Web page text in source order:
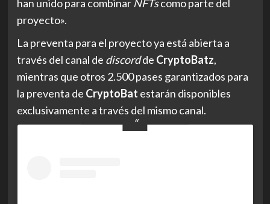
han unido para combinar NFTscomo parte del
proyecto».
La preventa para el proyecto ya está abierta a
través del canal de discordde CryptoBatz,
mientras que otros 2.500 pases garantizados para
la preventa de CryptoBat estarán disponibles
exclusivamente a través del mismo canal.